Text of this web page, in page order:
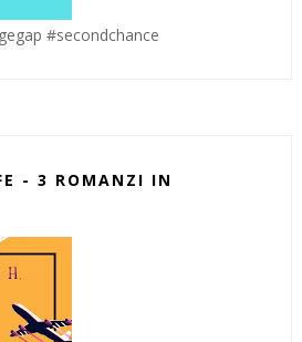
#secondchance
- 3 ROMANZI IN